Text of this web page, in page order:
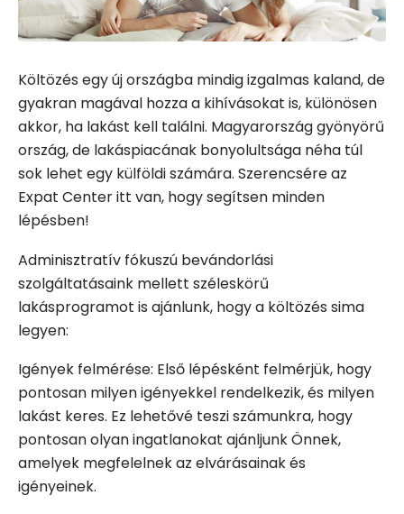
Költözés egy új országba mindig izgalmas kaland, de
gyakran magával hozza a kihívásokat is, különösen
akkor, ha lakást kell találni. Magyarország gyönyörű
ország, de lakáspiacának bonyolultsága néha túl
sok lehet egy külföldi számára. Szerencsére az
Expat Center itt van, hogy segítsen minden
lépésben!
Adminisztratív fókuszú bevándorlási
szolgáltatásaink mellett széleskörű
lakásprogramot is ajánlunk, hogy a költözés sima
legyen:
Igények felmérése: Első lépésként felmérjük, hogy
pontosan milyen igényekkel rendelkezik, és milyen
lakást keres. Ez lehetővé teszi számunkra, hogy
pontosan olyan ingatlanokat ajánljunk Önnek,
amelyek megfelelnek az elvárásainak és
igényeinek.